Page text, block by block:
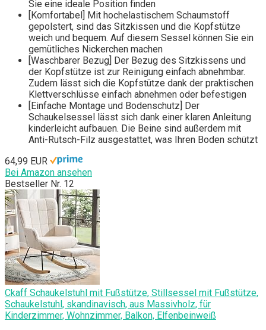
Sie eine ideale Position finden
[Komfortabel] Mit hochelastischem Schaumstoff
gepolstert, sind das Sitzkissen und die Kopfstütze
weich und bequem. Auf diesem Sessel können Sie ein
gemütliches Nickerchen machen
[Waschbarer Bezug] Der Bezug des Sitzkissens und
der Kopfstütze ist zur Reinigung einfach abnehmbar.
Zudem lässt sich die Kopfstütze dank der praktischen
Klettverschlüsse einfach abnehmen oder befestigen
[Einfache Montage und Bodenschutz] Der
Schaukelsessel lässt sich dank einer klaren Anleitung
kinderleicht aufbauen. Die Beine sind außerdem mit
Anti-Rutsch-Filz ausgestattet, was Ihren Boden schützt
64,99 EUR
Bei Amazon ansehen
Bestseller Nr. 12
Ckaff Schaukelstuhl mit Fußstütze, Stillsessel mit Fußstütze,
Schaukelstuhl, skandinavisch, aus Massivholz, für
Kinderzimmer, Wohnzimmer, Balkon, Elfenbeinweiß